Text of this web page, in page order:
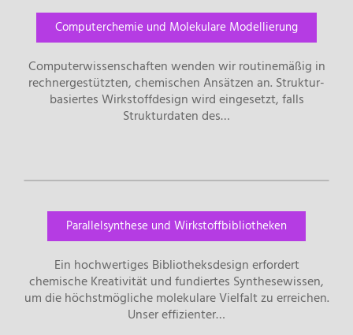
Computerchemie und Molekulare Modellierung
Computerwissenschaften wenden wir routinemäßig in
rechnergestützten, chemischen Ansätzen an. Struktur-
basiertes Wirkstoffdesign wird eingesetzt, falls
Strukturdaten des…
Parallelsynthese und Wirkstoffbibliotheken
Ein hochwertiges Bibliotheksdesign erfordert
chemische Kreativität und fundiertes Synthesewissen,
um die höchstmögliche molekulare Vielfalt zu erreichen.
Unser effizienter…